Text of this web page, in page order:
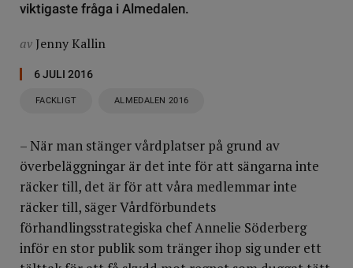
viktigaste fråga i Almedalen.
av Jenny Kallin
6 JULI 2016
FACKLIGT ALMEDALEN 2016
– När man stänger vårdplatser på grund av
överbeläggningar är det inte för att sängarna inte
räcker till, det är för att våra medlemmar inte
räcker till, säger Vårdförbundets
förhandlingsstrategiska chef Annelie Söderberg
inför en stor publik som tränger ihop sig under ett